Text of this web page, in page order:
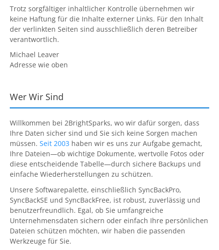
Support
Request Support
Articles
SyncBackProOnline Help
Uptime Status
About
About Us
Customers
Testimonials
Trust & Security
Trotz sorgfältiger inhaltlicher Kontrolle übernehmen wir
keine Haftung für die Inhalte externer Links. Für den Inhalt
der verlinkten Seiten sind ausschließlich deren Betreiber
verantwortlich.
Michael Leaver
Adresse wie oben
Wer Wir Sind
Willkommen bei 2BrightSparks, wo wir dafür sorgen, dass
Ihre Daten sicher sind und Sie sich keine Sorgen machen
müssen. Seit 2003 haben wir es uns zur Aufgabe gemacht,
Ihre Dateien—ob wichtige Dokumente, wertvolle Fotos oder
diese entscheidende Tabelle—durch sichere Backups und
einfache Wiederherstellungen zu schützen.
Unsere Softwarepalette, einschließlich SyncBackPro,
SyncBackSE und SyncBackFree, ist robust, zuverlässig und
benutzerfreundlich. Egal, ob Sie umfangreiche
Unternehmensdaten sichern oder einfach Ihre persönlichen
Dateien schützen möchten, wir haben die passenden
Werkzeuge für Sie.